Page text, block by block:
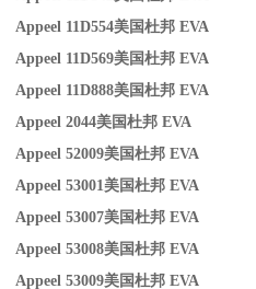
Appeel 11D554美国杜邦 EVA
Appeel 11D569美国杜邦 EVA
Appeel 11D888美国杜邦 EVA
Appeel 2044美国杜邦 EVA
Appeel 52009美国杜邦 EVA
Appeel 53001美国杜邦 EVA
Appeel 53007美国杜邦 EVA
Appeel 53008美国杜邦 EVA
Appeel 53009美国杜邦 EVA